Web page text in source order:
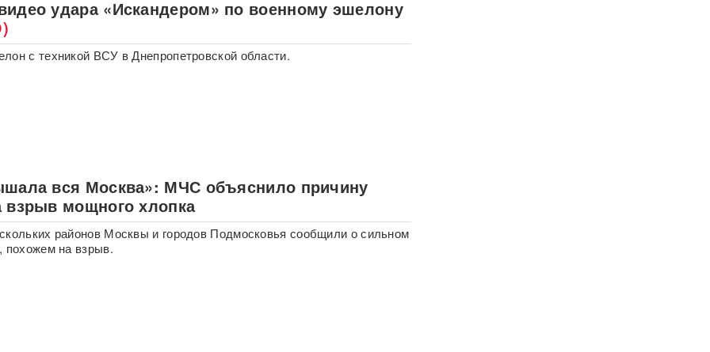
удара «Искандером» по военному эшелону
с техникой ВСУ в Днепропетровской области.
вся Москва»: МЧС объяснило причину
взрыв мощного хлопка
районов Москвы и городов Подмосковья сообщили о сильном
похожем на взрыв.